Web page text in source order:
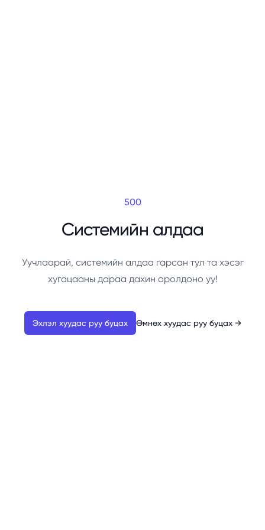
500
Системийн алдаа
Уучлаарай, системийн алдаа гарсан тул та хэсэг
хугацааны дараа дахин оролдоно уу!
Эхлэл хуудас руу буцах Өмнөх хуудас руу буцах →